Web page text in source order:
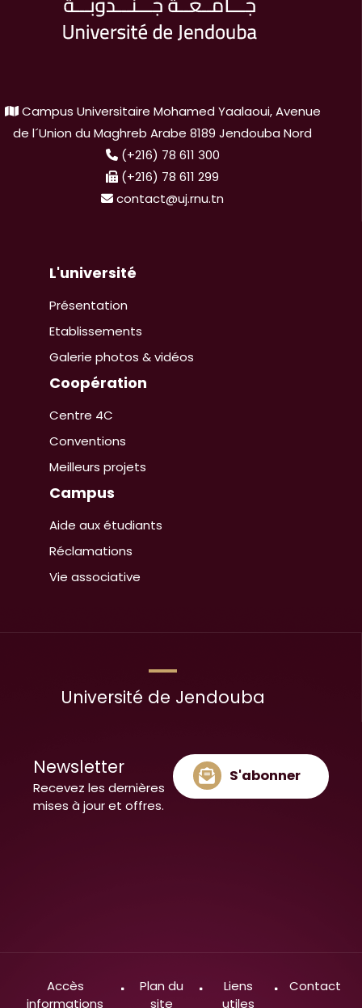
Campus Universitaire Mohamed Yaalaoui, Avenue
de l´Union du Maghreb Arabe 8189 Jendouba Nord
(+216) 78 611 300
(+216) 78 611 299
contact@uj.rnu.tn
L'université
Présentation
Etablissements
Galerie photos & vidéos
Coopération
Centre 4C
Conventions
Meilleurs projets
Campus
Aide aux étudiants
Réclamations
Vie associative
Université de Jendouba
Newsletter
Recevez les dernières
mises à jour et offres.
S'abonner
Accès
informations
Plan du
site
Liens
utiles
Contact